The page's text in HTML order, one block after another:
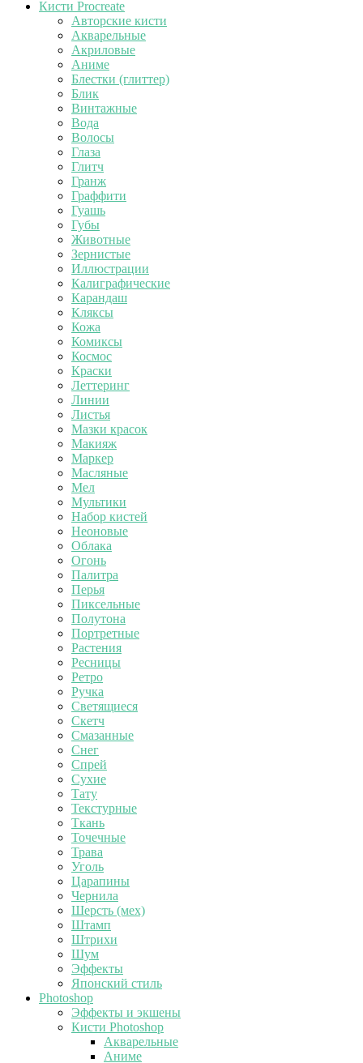
Кисти Procreate
Авторские кисти
Акварельные
Акриловые
Аниме
Блестки (глиттер)
Блик
Винтажные
Вода
Волосы
Глаза
Глитч
Гранж
Граффити
Гуашь
Губы
Животные
Зернистые
Иллюстрации
Калиграфические
Карандаш
Кляксы
Кожа
Комиксы
Космос
Краски
Леттеринг
Линии
Листья
Мазки красок
Макияж
Маркер
Масляные
Мел
Мультики
Набор кистей
Неоновые
Облака
Огонь
Палитра
Перья
Пиксельные
Полутона
Портретные
Растения
Ресницы
Ретро
Ручка
Светящиеся
Скетч
Смазанные
Снег
Спрей
Сухие
Тату
Текстурные
Ткань
Точечные
Трава
Уголь
Царапины
Чернила
Шерсть (мех)
Штамп
Штрихи
Шум
Эффекты
Японский стиль
Photoshop
Эффекты и экшены
Кисти Photoshop
Акварельные
Аниме